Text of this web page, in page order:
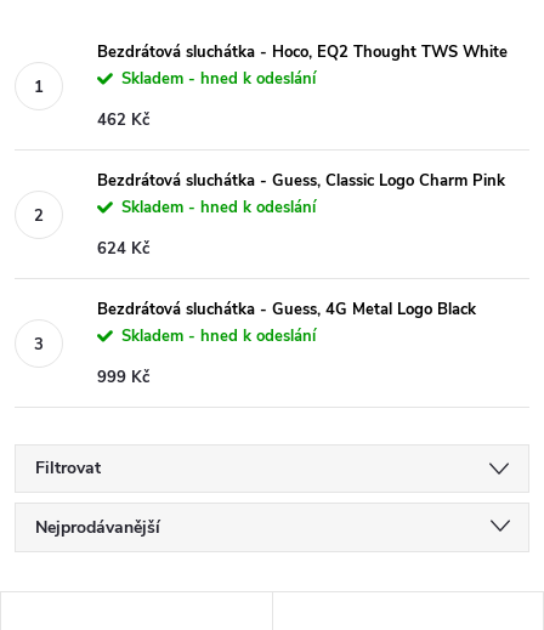
Bezdrátová sluchátka - Hoco, EQ2 Thought TWS White
Skladem - hned k odeslání
462 Kč
Bezdrátová sluchátka - Guess, Classic Logo Charm Pink
Skladem - hned k odeslání
624 Kč
Bezdrátová sluchátka - Guess, 4G Metal Logo Black
Skladem - hned k odeslání
999 Kč
Filtrovat
Ř
a
Nejprodávanější